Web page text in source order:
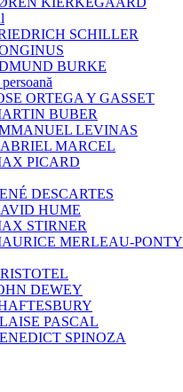
SCHILLER
BURKE
ORTEGA Y GASSET
BUBER
LEVINAS
MARCEL
PICARD
DESCARTES
HUME
STIRNER
MERLEAU-PONTY
DEWEY
PASCAL
SPINOZA